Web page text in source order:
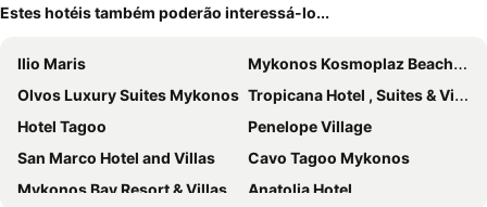
Estes hotéis também poderão interessá-lo...
Ilio Maris
Mykonos Kosmoplaz Beach Resort Hotel
Olvos Luxury Suites Mykonos Tropicana Hotel , Suites & Villas Mykonos
Hotel Tagoo
Penelope Village
San Marco Hotel and Villas
Cavo Tagoo Mykonos
Mykonos Bay Resort & Villas
Anatolia Hotel